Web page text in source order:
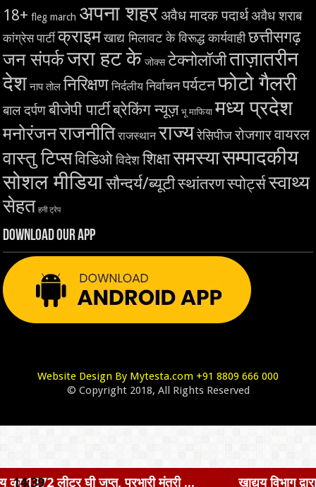
18+ fleg march अपना शहरअवैध मादक पदार्थअवैध शराब
कांग्रेस पार्टी क्राइमखाद्य मिलावट के विरूद्ध कार्यवाहीछत्तीसगढ़
जन संपर्कजरा हट के जोक्स टेक्नोलॉजीताज़ातरीन
देश नाप तोल निरिक्षण निर्दलीय निर्वाचनपर्यटनफोटो गैलरी
बाल दर्पणबीजेपी पार्टीब्रेकिंग न्यूज़ भू माफिया मध्य प्रदेश
मनोरंजनराजनीति राजस्थान राज्यरेसिपीज रोजगारवायरल
वास्तु टिप्सविडिओ विदेश शिक्षासमस्यासम्पादकीय
सोशल मीडियासौन्दर्य/ब्यूटीस्थांतरणस्पोर्ट्सस्वाथ्य
सेहत हनी ट्रेप
Download Our App
Website Design By Mytesta.com +91 8809 666 000
© Copyright 2018, All Rights Reserved
प्रभारी मंत्री ... खाद्यय विभाग द्वारा बड़ी कार्यवाही
14:39